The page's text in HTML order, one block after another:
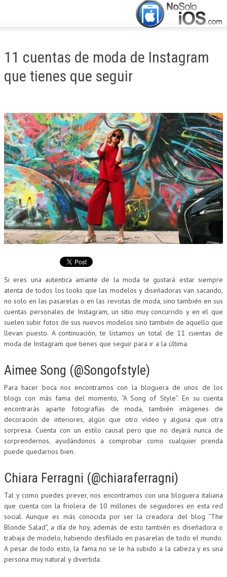
ACTUALIDAD
JUEGOS
MANUALES
11 cuentas de moda de Instagram
que tienes que seguir
Si eres una autentica amante de la moda te gustará estar siempre
atenta de todos los looks que las modelos y diseñadoras van sacando,
no solo en las pasarelas o en las revistas de moda, sino también en sus
cuentas personales de Instagram, un sitio muy concurrido y en el que
suelen subir fotos de sus nuevos modelos sino también de aquello que
llevan puesto. A continuación, te listamos un total de 11 cuentas de
moda de Instagram que tienes que seguir para ir a la última.
Aimee Song (@Songofstyle)
Para hacer boca nos encontramos con la bloguera de unos de los
blogs con más fama del momento, “A Song of Style”. En su cuenta
encontrarás aparte fotografías de moda, también imágenes de
decoración de interiores, algún que otro vídeo y alguna que otra
sorpresa. Cuenta con un estilo causal pero que no dejará nunca de
sorprendernos, ayudándonos a comprobar como cualquier prenda
puede quedarnos bien.
Chiara Ferragni (@chiaraferragni)
Tal y como puedes prever, nos encontramos con una bloguera italiana
que cuenta con la friolera de 10 millones de seguidores en esta red
social. Aunque es más conocida por ser la creadora del blog “The
Blonde Salad”, a día de hoy, además de esto también es diseñadora o
trabaja de modelo, habiendo desfilado en pasarelas de todo el mundo.
A pesar de todo esto, la fama no se le ha subido a la cabeza y es una
persona muy natural y divertida.